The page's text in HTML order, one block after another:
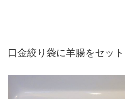
口金絞り袋に羊腸をセット